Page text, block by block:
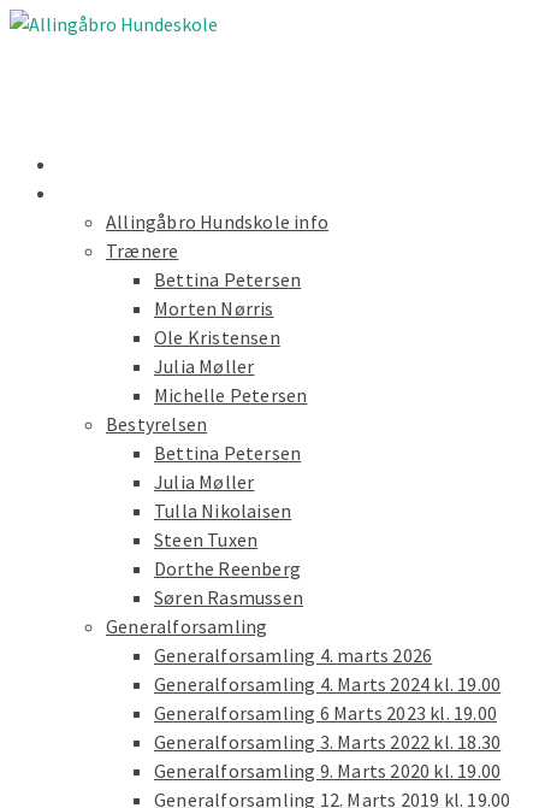
Allingåbro Hundskole info
Trænere
Bettina Petersen
Morten Nørris
Ole Kristensen
Julia Møller
Michelle Petersen
Bestyrelsen
Bettina Petersen
Julia Møller
Tulla Nikolaisen
Steen Tuxen
Dorthe Reenberg
Søren Rasmussen
Generalforsamling
Generalforsamling 4. marts 2026
Generalforsamling 4. Marts 2024 kl. 19.00
Generalforsamling 6 Marts 2023 kl. 19.00
Generalforsamling 3. Marts 2022 kl. 18.30
Generalforsamling 9. Marts 2020 kl. 19.00
Generalforsamling 12. Marts 2019 kl. 19.00